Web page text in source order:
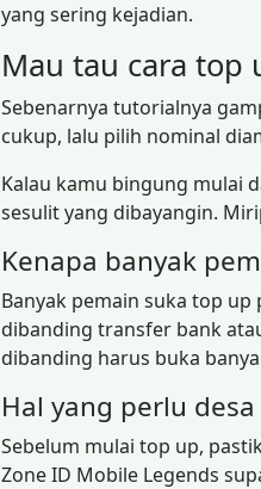
yang sering kejadian.
Mau tau cara top
Sebenarnya tutorialnya
cukup, lalu pilih nominal
Kalau kamu bingung mulai
sesulit yang dibayangin.
Kenapa banyak
Banyak pemain suka top
dibanding transfer bank
dibanding harus buka
Hal yang perlu
Sebelum mulai top up,
Zone ID Mobile Legends